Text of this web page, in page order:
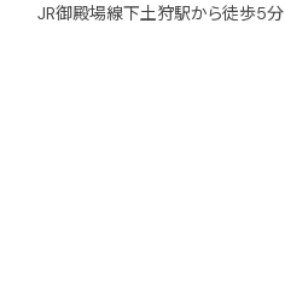
JR御殿場線下土狩駅から徒歩5分